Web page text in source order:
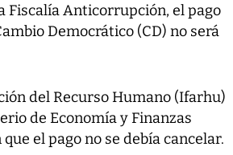
Fiscalía Anticorrupción, el pago
Democrático (CD) no será
del Recurso Humano (Ifarhu)
de Economía y Finanzas
el pago no se debía cancelar.